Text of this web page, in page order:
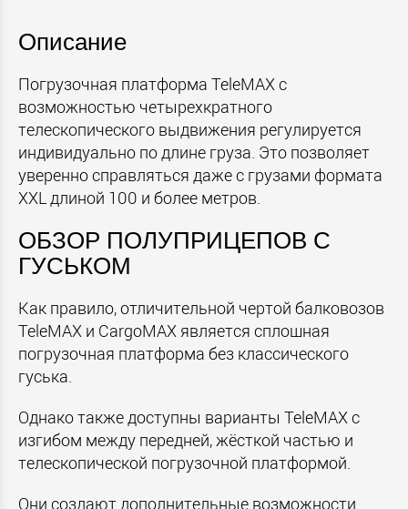
Описание
Погрузочная платформа TeleMAX с
возможностью четырехкратного
телескопического выдвижения регулируется
индивидуально по длине груза. Это позволяет
уверенно справляться даже с грузами формата
XXL длиной 100 и более метров.
ОБЗОР ПОЛУПРИЦЕПОВ С
ГУСЬКОМ
Как правило, отличительной чертой балковозов
TeleMAX и CargoMAX является сплошная
погрузочная платформа без классического
гуська.
Однако также доступны варианты TeleMAX с
изгибом между передней, жёсткой частью и
телескопической погрузочной платформой.
Они создают дополнительные возможности